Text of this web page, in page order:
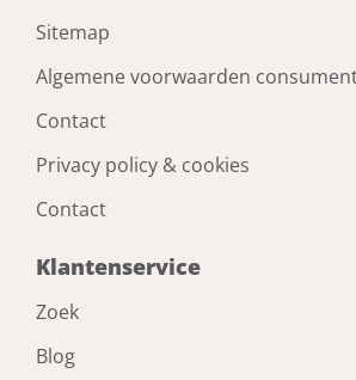
diameter 2.8mm VM 80010150
Artikelnummer: GB01493
€ 26,62 incl. BTW
Prijs per doos van 200 stuk